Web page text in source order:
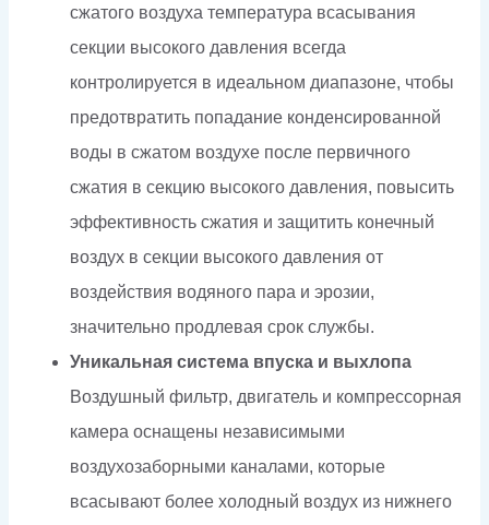
сжатого воздуха температура всасывания
секции высокого давления всегда
контролируется в идеальном диапазоне, чтобы
предотвратить попадание конденсированной
воды в сжатом воздухе после первичного
сжатия в секцию высокого давления, повысить
эффективность сжатия и защитить конечный
воздух в секции высокого давления от
воздействия водяного пара и эрозии,
значительно продлевая срок службы.
Уникальная система впуска и выхлопа
Воздушный фильтр, двигатель и компрессорная
камера оснащены независимыми
воздухозаборными каналами, которые
всасывают более холодный воздух из нижнего